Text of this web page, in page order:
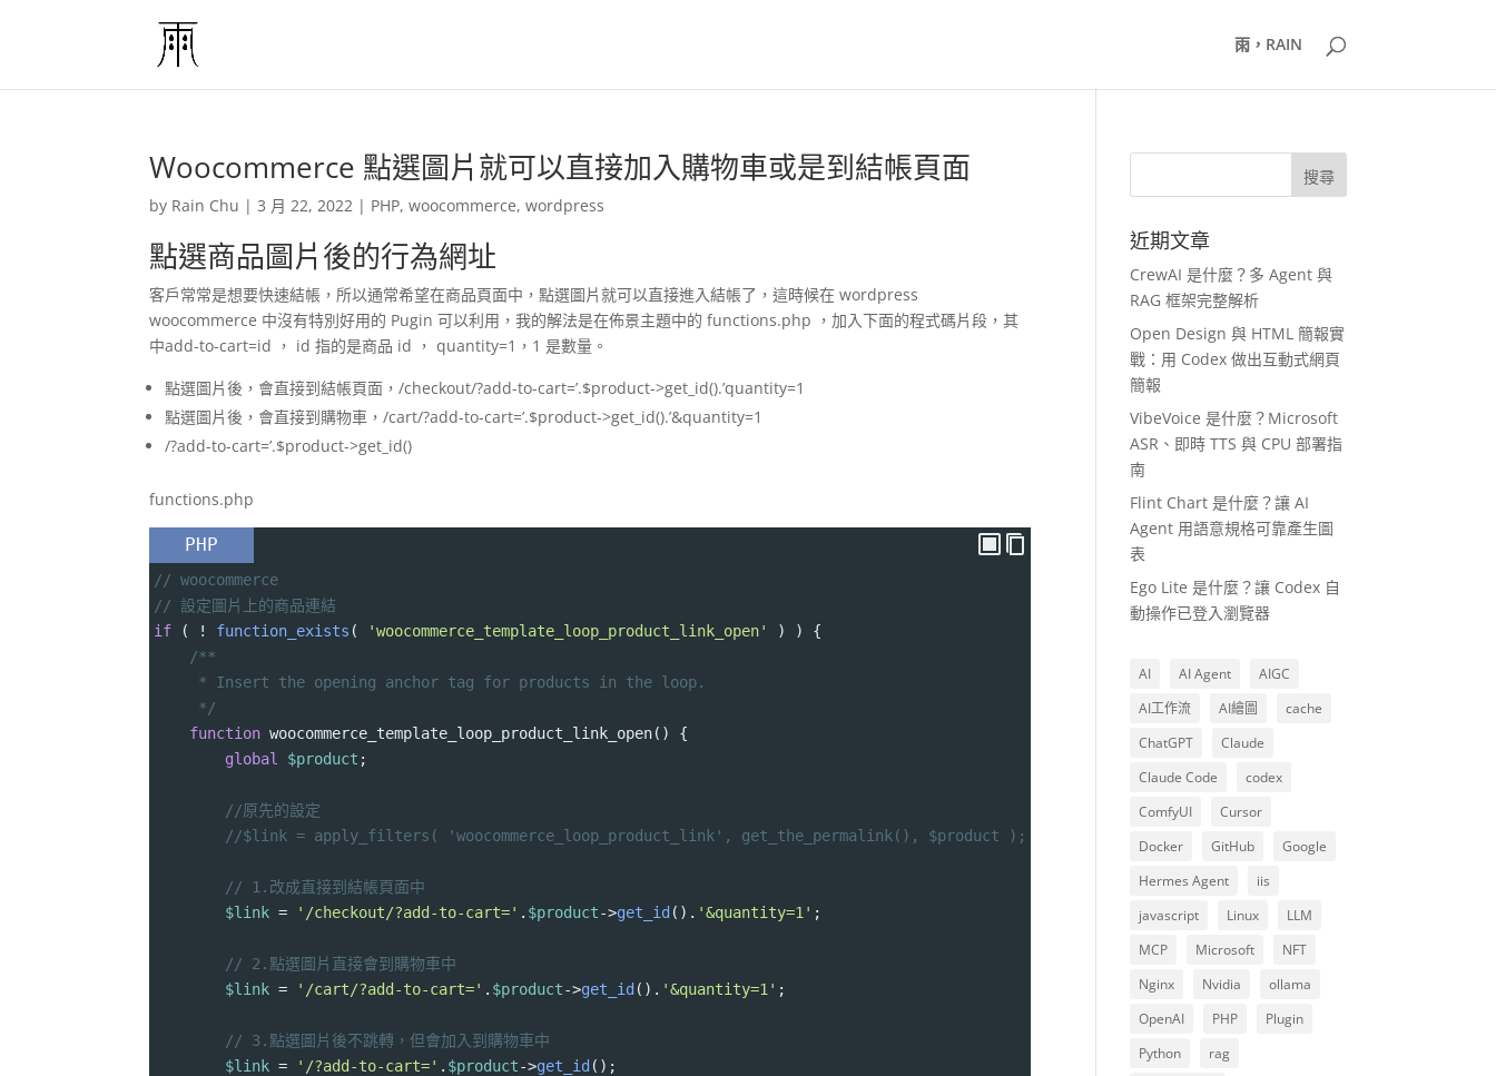
雨，RAIN
Woocommerce 點選圖片就可以直接加入購物車或是到結帳頁面
by Rain Chu |3 月 22, 2022 | PHP,woocommerce,wordpress
點選商品圖片後的行為網址
客戶常常是想要快速結帳，所以通常希望在商品頁面中，點選圖片就可以直接進入結帳了，這時候在 wordpress
woocommerce 中沒有特別好用的 Pugin 可以利用，我的解法是在佈景主題中的 functions.php ，加入下面的程式碼片段，其
中add-to-cart=id ， id 指的是商品 id ， quantity=1，1 是數量。
點選圖片後，會直接到結帳頁面，/checkout/?add-to-cart=’.$product->get_id().’quantity=1
點選圖片後，會直接到購物車，/cart/?add-to-cart=’.$product->get_id().’&quantity=1
/?add-to-cart=’.$product->get_id()
functions.php
PHP
// woocommerce
// 設定圖片上的商品連結
if ( ! function_exists ( 'woocommerce_template_loop_product_link_open'
) ) {
/**
* Insert the opening anchor tag for products in the loop.
*/
function woocommerce_template_loop_product_link_open() {
global
$product ;
//原先的設定
//$link = apply_filters( 'woocommerce_loop_product_link', get_the_permalink(), $product );
// 1.改成直接到結帳頁面中
$link = '/checkout/?add-to-cart=' . $product->get_id (). '&quantity=1' ;
// 2.點選圖片直接會到購物車中
$link = '/cart/?add-to-cart=' . $product->get_id (). '&quantity=1' ;
// 3.點選圖片後不跳轉，但會加入到購物車中
$link = '/?add-to-cart=' . $product->get_id ();
近期文章
CrewAI 是什麼？多 Agent 與
RAG 框架完整解析
Open Design 與 HTML 簡報實
戰：用 Codex 做出互動式網頁
簡報
VibeVoice 是什麼？Microsoft
ASR、即時 TTS 與 CPU 部署指
南
Flint Chart 是什麼？讓 AI
Agent 用語意規格可靠產生圖
表
Ego Lite 是什麼？讓 Codex 自
動操作已登入瀏覽器
AI AI Agent
AIGC
AI工作流
AI繪圖
cache
ChatGPT
Claude
Claude Code
codex
ComfyUI
Cursor
Docker
GitHub
Google
Hermes Agent
iis
javascript
Linux
LLM
MCP
Microsoft
NFT
Nginx
Nvidia
ollama
OpenAI
PHP
Plugin
Python
rag